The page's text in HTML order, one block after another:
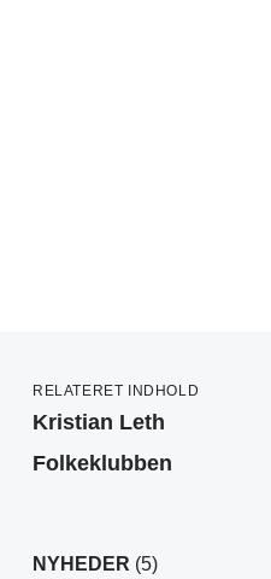
RELATERET INDHOLD
Kristian Leth
Folkeklubben
NYHEDER (5)